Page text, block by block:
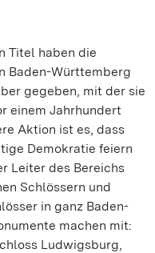
Titel haben die
Baden-Württemberg
gegeben, mit der sie
einem Jahrhundert
Aktion ist es, dass
Demokratie feiern
Leiter des Bereichs
Schlössern und
in ganz Baden-
machen mit:
Ludwigsburg,